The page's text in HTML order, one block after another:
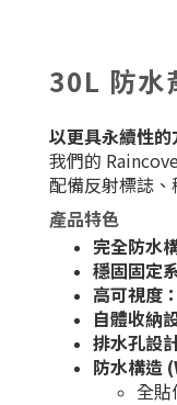
30L 防水
以更具永續性的
我們的
配備反射標誌
產品特色
完全防水
穩固固定
高可視度：
自體收納
排水孔設
防水構造
全貼